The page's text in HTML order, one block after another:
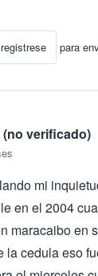
registrese para
saber
verificado)
mi
en el 2004
maracaibo en
la cedula eso